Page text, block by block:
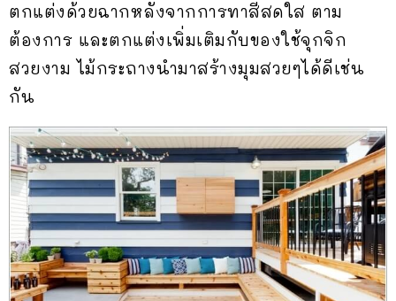
ตกแต่งด้วยฉากหลังจากการทาสีสดใส ตาม
ต้องการ และตกแต่งเพิ่มเติมกับของใช้จุกจิก
สวยงาม ไม้กระถางนำมาสร้างมุมสวยๆได้ดีเช่น
กัน